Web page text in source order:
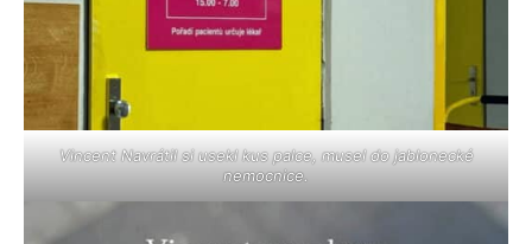
Vincent Navrátil si usekl kus palce, musel do jablonecké
nemocnice.